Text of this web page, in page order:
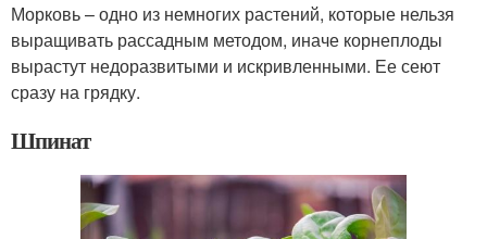
Морковь – одно из немногих растений, которые нельзя
выращивать рассадным методом, иначе корнеплоды
вырастут недоразвитыми и искривленными. Ее сеют
сразу на грядку.
Шпинат